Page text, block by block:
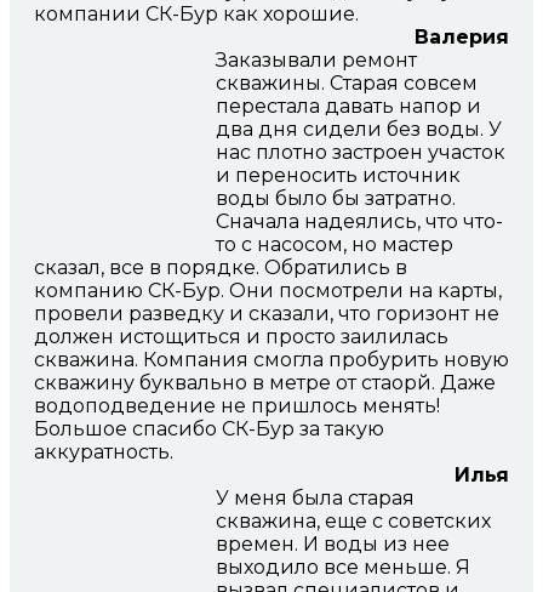
компании СК-Бур как хорошие.
Валерия
Заказывали ремонт
скважины. Старая совсем
перестала давать напор и
два дня сидели без воды. У
нас плотно застроен участок
и переносить источник
воды было бы затратно.
Сначала надеялись, что что-
то с насосом, но мастер
сказал, все в порядке. Обратились в
компанию СК-Бур. Они посмотрели на карты,
провели разведку и сказали, что горизонт не
должен истощиться и просто заилилась
скважина. Компания смогла пробурить новую
скважину буквально в метре от стаорй. Даже
водоподведение не пришлось менять!
Большое спасибо СК-Бур за такую
аккуратность.
Илья
У меня была старая
скважина, еще с советских
времен. И воды из нее
выходило все меньше. Я